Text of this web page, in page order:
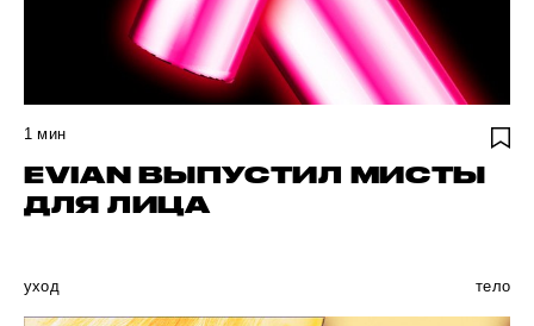
1 мин
EVIAN ВЫПУСТИЛ МИСТЫ
ДЛЯ ЛИЦА
уход тело